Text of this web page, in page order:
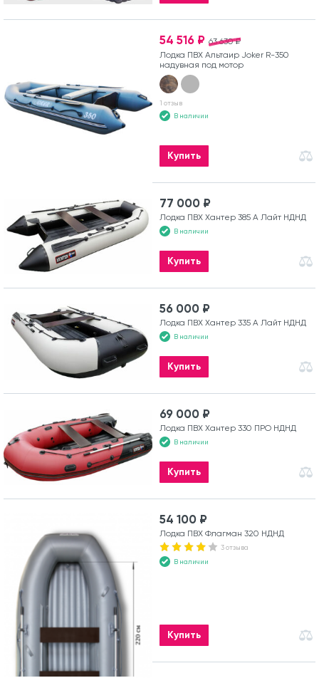
63 630 ₽
54 516 ₽
Лодка ПВХ Альтаир Joker R-350
надувная под мотор
1 отзыв
В наличии
Купить
77 000 ₽
Лодка ПВХ Хантер 385 А Лайт НДНД
В наличии
Купить
56 000 ₽
Лодка ПВХ Хантер 335 А Лайт НДНД
В наличии
Купить
69 000 ₽
Лодка ПВХ Хантер 330 ПРО НДНД
В наличии
Купить
54 100 ₽
Лодка ПВХ Флагман 320 НДНД
3 отзыва
В наличии
Купить